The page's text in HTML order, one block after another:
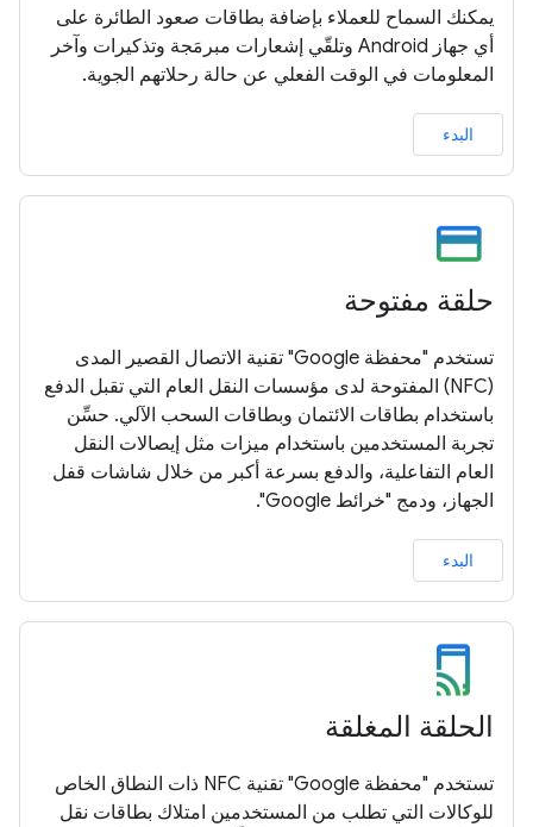
يمكنك السماح للعملاء بإضافة بطاقات صعود الطائرة على
أي جهاز Android وتلقّي إشعارات مبرمَجة وتذكيرات وآخر
المعلومات في الوقت الفعلي عن حالة رحلاتهم الجوية.
البدء
حلقة مفتوحة
تستخدم "محفظة Google" تقنية الاتصال القصير المدى
(NFC) المفتوحة لدى مؤسسات النقل العام التي تقبل الدفع
باستخدام بطاقات الائتمان وبطاقات السحب الآلي. حسِّن
تجربة المستخدمين باستخدام ميزات مثل إيصالات النقل
العام التفاعلية، والدفع بسرعة أكبر من خلال شاشات قفل
الجهاز، ودمج "خرائط Google".
البدء
الحلقة المغلقة
تستخدم "محفظة Google" تقنية NFC ذات النطاق الخاص
للوكالات التي تطلب من المستخدمين امتلاك بطاقات نقل